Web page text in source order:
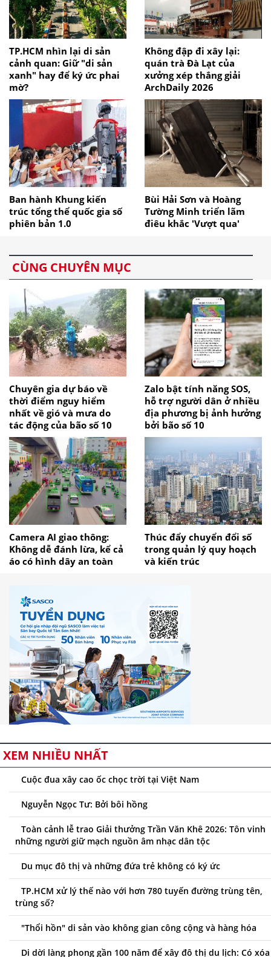
TP.HCM nhìn lại di sản
cảnh quan: Giữ "di sản
xanh" hay để ký ức phai
mờ?
Không đập đi xây lại:
quán trà Đà Lạt của
xưởng xép thắng giải
ArchDaily 2026
Ban hành Khung kiến
trúc tổng thể quốc gia số
phiên bản 1.0
Bùi Hải Sơn và Hoàng
Tường Minh triển lãm
điêu khắc 'Vượt qua'
CÙNG CHUYÊN MỤC
Chuyên gia dự báo về
thời điểm nguy hiểm
nhất về gió và mưa do
tác động của bão số 10
Zalo bật tính năng SOS,
hỗ trợ người dân ở nhiều
địa phương bị ảnh hưởng
bởi bão số 10
Camera AI giao thông:
Không dễ đánh lừa, kể cả
áo có hình dây an toàn
Thúc đẩy chuyển đổi số
trong quản lý quy hoạch
và kiến trúc
XEM NHIỀU NHẤT
Cuộc đua xây cao ốc chọc trời tại Việt Nam
Nguyễn Ngọc Tư: Bởi bôi hồng
Toàn cảnh lễ trao Giải thưởng Trần Văn Khê 2026: Tôn vinh
những người giữ mạch nguồn âm nhạc dân tộc
Du mục đô thị và những đứa trẻ không có ký ức
TP.HCM xử lý thế nào với hơn 780 tuyến đường trùng tên,
trùng số?
"Thổi hồn" di sản vào không gian công cộng và hàng hóa
Di dời làng phong gần 100 năm để xây đô thị du lịch: Có xóa